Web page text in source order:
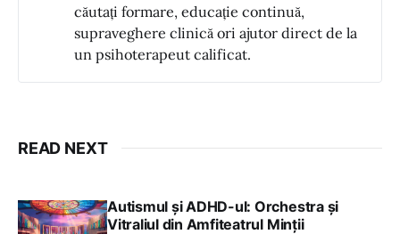
căutați formare, educație continuă,
supraveghere clinică ori ajutor direct de la
un psihoterapeut calificat.
READ NEXT
Autismul și ADHD-ul: Orchestra și
Vitraliul din Amfiteatrul Minții